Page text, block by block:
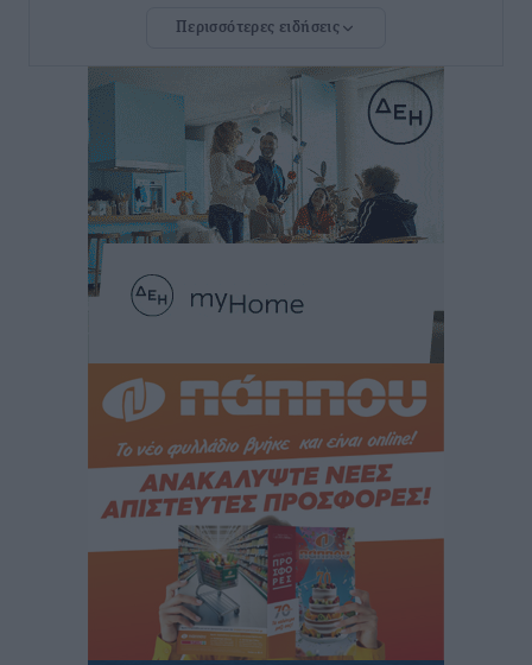
Πού κινούνται οι κρατήσεις last minute σε Ελλάδα
Ειδήσεις•
Οδηγός στη Ρόδο τράκαρε σταθμευμένο αυτοκίνητο,
παρέσυρε 72χρονο και διέφυγε
Τοπικές Ειδήσεις• πριν 1 ώρα
Το νέο Ειδικό Χωροταξικό για τον Τουρισμό
ξανασχεδιάζει τον επενδυτικό χάρτη της Ρόδου
Γιάννης Βασιλάκης: «Η Πρωτοβάθμια Φροντίδα
Υγείας πρέπει να φτάνει σε κάθε γωνιά – Ενισχύουμε
τις δομές, δεν τις αποδυναμώνουμε»
πριν 2 ώρες
Ιδρυμα Ωνάση: Το όραμα πίσω από τα δύο νέα
σχολεία της Ρόδου
πριν 2 ώρες
Περισσότερες ειδήσεις